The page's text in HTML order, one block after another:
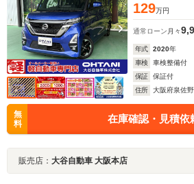
129万円
通常ローン 月々
年式 2020年
車検
車検整備付
保証
保証付
住所
大阪府泉佐
無
料
在庫確認・見積依
販売店： 大谷自動車 大阪本店